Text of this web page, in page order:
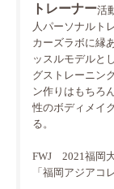
トレーナー活
人パーソナルト
カーズラボに縁
ッスルモデルと
グストレーニン
ン作りはもちろ
性のボディメイ
る。
FWJ 2021福岡
「福岡アジアコ